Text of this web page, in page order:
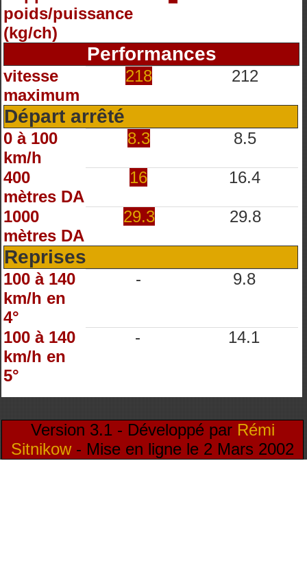
poids/puissance
(kg/ch)
Performances
vitesse
maximum
218 212
Départ arrêté
0 à 100
km/h
8.3 8.5
400
mètres DA
16 16.4
1000
mètres DA
29.3 29.8
Reprises
100 à 140
km/h en
4°
- 9.8
100 à 140
km/h en
5°
- 14.1
Version 3.1 - Développé par Rémi
Sitnikow- Mise en ligne le 2 Mars 2002